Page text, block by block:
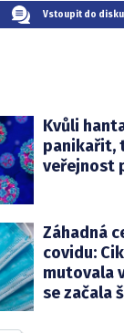
Vstoupit do
Kvůli
panikařit,
veřejnost
Záhadná
covidu:
mutovala
se začala